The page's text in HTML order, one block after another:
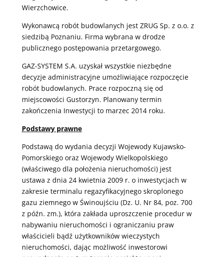
Wierzchowice.
Wykonawcą robót budowlanych jest ZRUG Sp. z o.o. z
siedzibą Poznaniu. Firma wybrana w drodze
publicznego postępowania przetargowego.
GAZ-SYSTEM S.A. uzyskał wszystkie niezbędne
decyzje administracyjne umożliwiające rozpoczęcie
robót budowlanych. Prace rozpoczną się od
miejscowości Gustorzyn. Planowany termin
zakończenia Inwestycji to marzec 2014 roku.
Podstawy prawne
Podstawą do wydania decyzji Wojewody Kujawsko-
Pomorskiego oraz Wojewody Wielkopolskiego
(właściwego dla położenia nieruchomości) jest
ustawa z dnia 24 kwietnia 2009 r. o inwestycjach w
zakresie terminalu regazyfikacyjnego skroplonego
gazu ziemnego w Świnoujściu (Dz. U. Nr 84, poz. 700
z późn. zm.), która zakłada uproszczenie procedur w
nabywaniu nieruchomości i ograniczaniu praw
właścicieli bądź użytkowników wieczystych
nieruchomości, dając możliwość inwestorowi